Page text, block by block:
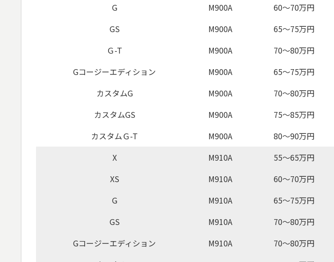
G
M900A 60～70万円
GS
M900A 65～75万円
Ｇ-T
M900A 70～80万円
Gコージーエディション
M900A 65～75万円
カスタムG
M900A 70～80万円
カスタムGS
M900A 75～85万円
カスタムＧ-T
M900A 80～90万円
X
M910A 55～65万円
XS
M910A 60～70万円
G
M910A 65～75万円
GS
M910A 70～80万円
Gコージーエディション
M910A 70～80万円